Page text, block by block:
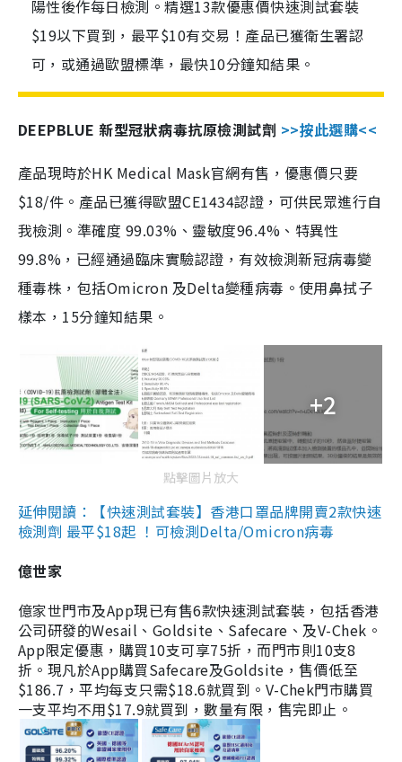
陽性後作每日檢測。精選13款優惠價快速測試套裝
$19以下買到，最平$10有交易！產品已獲衛生署認
可，或通過歐盟標準，最快10分鐘知結果。
DEEPBLUE 新型冠狀病毒抗原檢測試劑 >>按此選購<<
產品現時於HK Medical Mask官網有售，優惠價只要
$18/件。產品已獲得歐盟CE1434認證，可供民眾進行自
我檢測。準確度 99.03%、靈敏度96.4%、特異性
99.8%，已經通過臨床實驗認證，有效檢測新冠病毒變
種毒株，包括Omicron 及Delta變種病毒。使用鼻拭子
樣本，15分鐘知結果。
+2
點擊圖片放大
延伸閱讀：【快速測試套裝】香港口罩品牌開賣2款快速
檢測劑 最平$18起 ！可檢測Delta/Omicron病毒
億世家
億家世門市及App現已有售6款快速測試套裝，包括香港
公司研發的Wesail、Goldsite、Safecare、及V-Chek。
App限定優惠，購買10支可享75折，而門市則10支8
折。現凡於App購買Safecare及Goldsite，售價低至
$186.7，平均每支只需$18.6就買到。V-Chek門市購買
一支平均不用$17.9就買到，數量有限，售完即止。